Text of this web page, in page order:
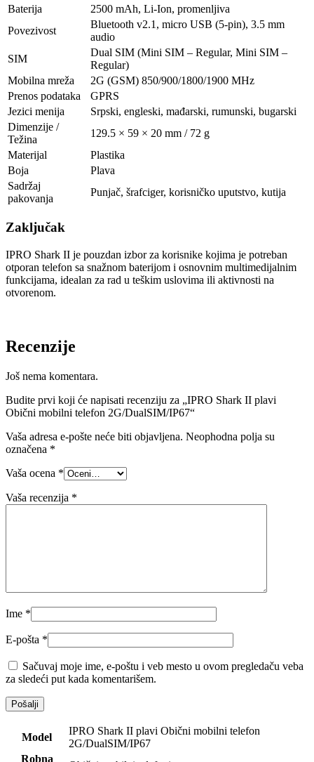
Baterija
2500 mAh, Li-Ion, promenljiva
Povezivost
Bluetooth v2.1, micro USB (5-pin), 3.5 mm
audio
SIM
Dual SIM (Mini SIM – Regular, Mini SIM –
Regular)
Mobilna mreža
2G (GSM) 850/900/1800/1900 MHz
Prenos podataka
GPRS
Jezici menija
Srpski, engleski, mađarski, rumunski, bugarski
Dimenzije /
Težina
129.5 × 59 × 20 mm / 72 g
Materijal
Plastika
Boja
Plava
Sadržaj
pakovanja
Punjač, šrafciger, korisničko uputstvo, kutija
Zaključak
IPRO Shark II je pouzdan izbor za korisnike kojima je potreban
otporan telefon sa snažnom baterijom i osnovnim multimedijalnim
funkcijama, idealan za rad u teškim uslovima ili aktivnosti na
otvorenom.
Recenzije
Još nema komentara.
Budite prvi koji će napisati recenziju za „IPRO Shark II plavi
Obični mobilni telefon 2G/DualSIM/IP67“
Vaša adresa e-pošte neće biti objavljena. Neophodna polja su
označena *
Vaša ocena *
Vaša recenzija *
Ime *
E-pošta *
Sačuvaj moje ime, e-poštu i veb mesto u ovom pregledaču veba
za sledeći put kada komentarišem.
Model
IPRO Shark II plavi Obični mobilni telefon
2G/DualSIM/IP67
Robna